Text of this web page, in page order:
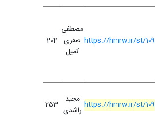
204
مصطفی
صفری
کمیل
https://hmrw.ir/st/109
253
مجید
راشدی https://hmrw.ir/st/109